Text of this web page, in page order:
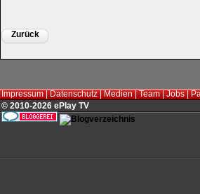
Zurück
Impressum|Datenschutz|Medien|Team|Jobs|
© 2010-2026 ePlay TV